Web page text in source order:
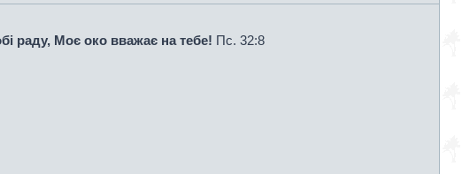
раду, Моє око вважає на тебе! Пс. 32:8